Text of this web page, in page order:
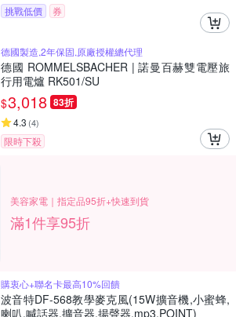
挑戰低價 券
德國製造,2年保固,原廠授權總代理
德國 ROMMELSBACHER | 諾曼百赫雙電壓旅
行用電爐 RK501/SU
$3,018 83折
4.3 (4)
限時下殺
美容家電｜指定品95折+快速到貨
滿1件享95折
購衷心+聯名卡最高10%回饋
波音特DF-568教學麥克風(15W擴音機,小蜜蜂,
喇叭,喊話器,擴音器,揚聲器,mp3,POINT)